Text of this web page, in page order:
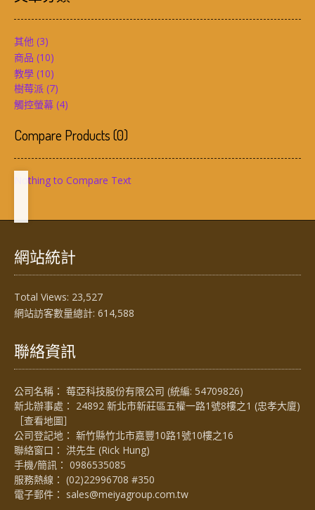
其他 (3)
商品 (10)
教學 (10)
樹莓派 (7)
觸控螢幕 (4)
Compare Products(0)
Nothing to Compare Text
網站統計
Total Views: 23,527
網站訪客數量總計: 614,588
聯絡資訊
公司名稱： 莓亞科技股份有限公司 (統編: 54709826)
新北辦事處： 24892 新北市新莊區五權一路1號8樓之1 (忠孝大廈)
［查看地圖］
公司登記地： 新竹縣竹北市嘉豐10路1號10樓之16
聯絡窗口： 洪先生 (Rick Hung)
手機/簡訊： 0986535085
服務熱線： (02)22996708 #350
電子郵件： sales@meiyagroup.com.tw